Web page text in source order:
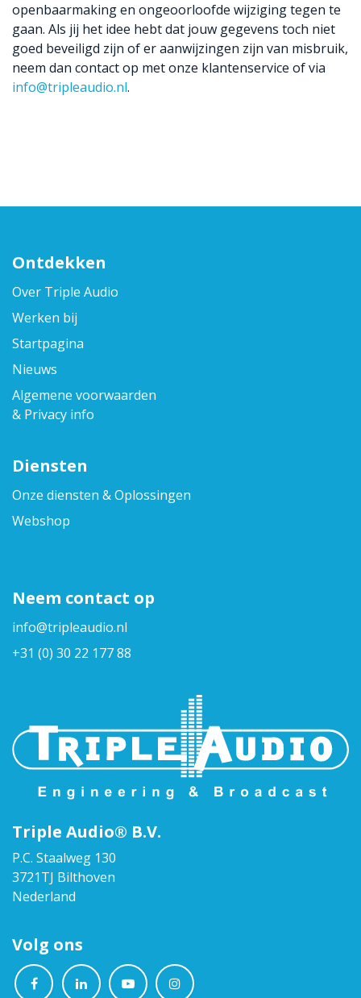
openbaarmaking en ongeoorloofde wijziging tegen te
gaan. Als jij het idee hebt dat jouw gegevens toch niet
goed beveiligd zijn of er aanwijzingen zijn van misbruik,
neem dan contact op met onze klantenservice of via
info@tripleaudio.nl.
Ontdekken
Over Triple Audio
Werken bij
Startpagina
Nieuws
Algemene voorwaarden
& Privacy info
Diensten
Onze diensten & Oplossingen
Webshop
Neem contact op
info@triplea​udio.nl
+31 (0) 30 22 177 88
Triple Audio® B.V.
P.C. Staalweg 130
3721TJ Bilthoven
Nederland
Volg ons